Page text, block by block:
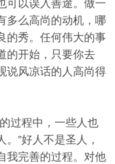
可以误入善途。做一
多么高尚的动机，哪
的秀。任何伟大的事
的开始，只要你去
说风凉话的人高尚得
过程中，一些人也
”好人不是圣人，
我完善的过程。对他